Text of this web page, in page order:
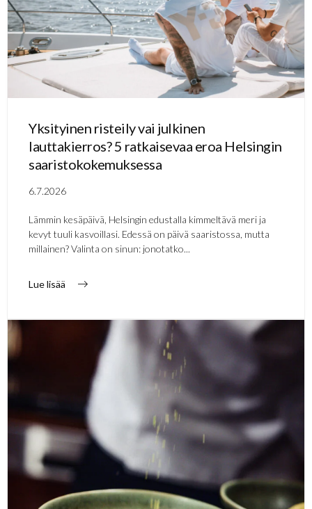
Yksityinen risteily vai julkinen
lauttakierros? 5 ratkaisevaa eroa Helsingin
saaristokokemuksessa
6.7.2026
Lämmin kesäpäivä, Helsingin edustalla kimmeltävä meri ja
kevyt tuuli kasvoillasi. Edessä on päivä saaristossa, mutta
millainen? Valinta on sinun: jonotatko...
Lue lisää